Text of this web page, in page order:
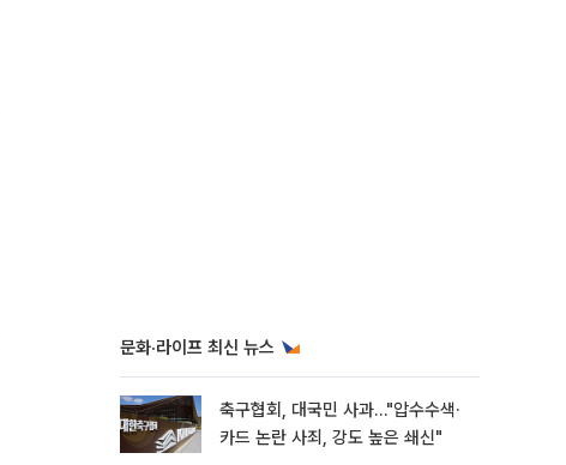
문화·라이프 최신 뉴스
축구협회, 대국민 사과…"압수수색·
카드 논란 사죄, 강도 높은 쇄신"